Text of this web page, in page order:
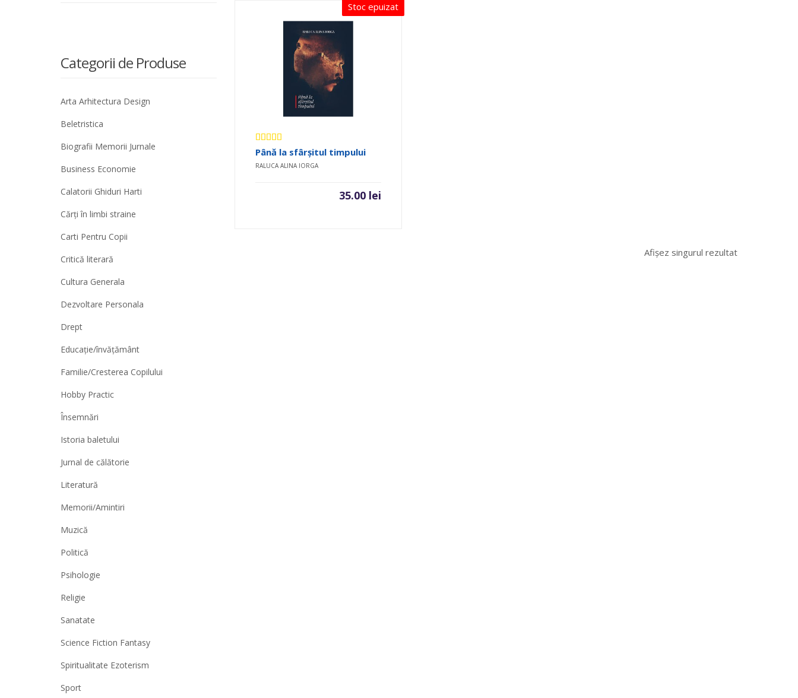
Stoc epuizat
Evaluat la
5.00din 5
Până la sfârșitul timpului
RALUCA ALINA IORGA
35.00 lei
Afișez singurul rezultat
Categorii de Produse
Arta Arhitectura Design
Beletristica
Biografii Memorii Jurnale
Business Economie
Calatorii Ghiduri Harti
Cărți în limbi straine
Carti Pentru Copii
Critică literară
Cultura Generala
Dezvoltare Personala
Drept
Educație/învățământ
Familie/Cresterea Copilului
Hobby Practic
Însemnări
Istoria baletului
Jurnal de călătorie
Literatură
Memorii/Amintiri
Muzică
Politică
Psihologie
Religie
Sanatate
Science Fiction Fantasy
Spiritualitate Ezoterism
Sport